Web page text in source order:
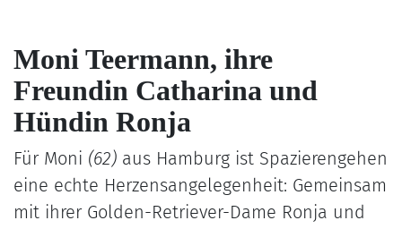
Moni Teermann, ihre
Freundin Catharina und
Hündin Ronja
Für Moni (62) aus Hamburg ist Spazierengehen
eine echte Herzensangelegenheit: Gemeinsam
mit ihrer Golden-Retriever-Dame Ronja und